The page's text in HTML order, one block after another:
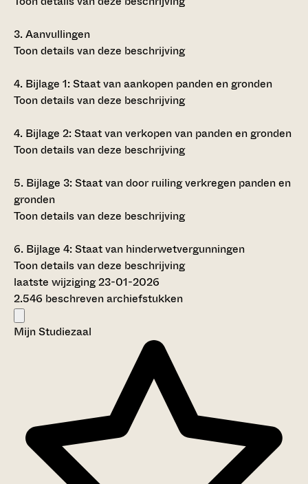
3.Aanvullingen
Toon details van deze beschrijving
4. Bijlage 1: Staat van aankopen panden en gronden
Toon details van deze beschrijving
4. Bijlage 2: Staat van verkopen van panden en gronden
Toon details van deze beschrijving
5. Bijlage 3: Staat van door ruiling verkregen panden en
gronden
Toon details van deze beschrijving
6. Bijlage 4: Staat van hinderwetvergunningen
Toon details van deze beschrijving
laatste wijziging 23-01-2026
2.546 beschreven archiefstukken
Mijn Studiezaal